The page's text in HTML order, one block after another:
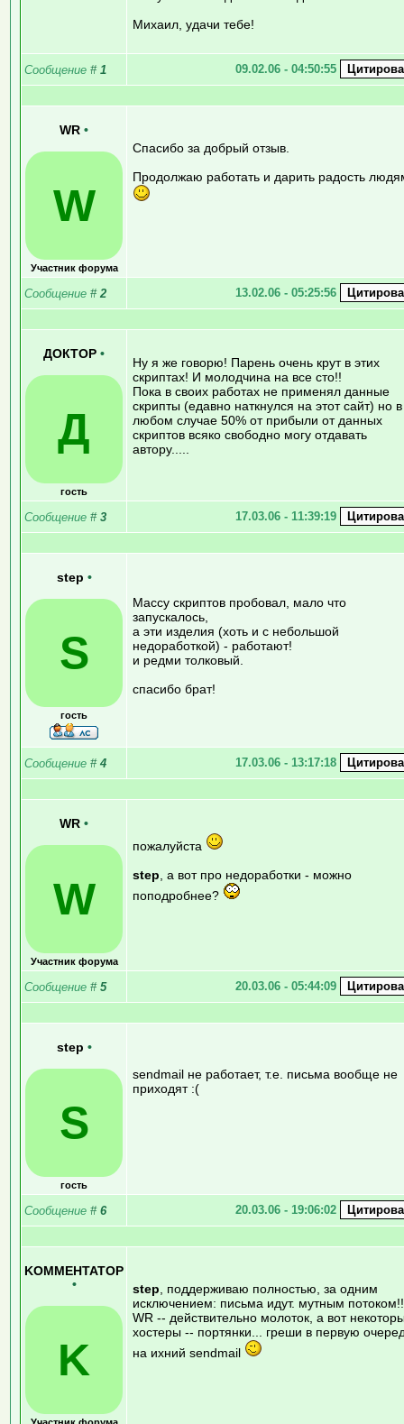
Михаил, удачи тебе!
Сообщение # 1 09.02.06 - 04:50:55
WR •
W
Участник форума
Спасибо за добрый отзыв.
Продолжаю работать и дарить радость
Сообщение # 2 13.02.06 - 05:25:56
ДОКТОР •
Д
гость
Ну я же говорю! Парень очень крут в этих
скриптах! И молодчина на все сто!!
Пока в своих работах не применял данные
скрипты (едавно наткнулся на этот сайт) но в
любом случае 50% от прибыли от данных
скриптов всяко свободно могу отдавать
автору.....
Сообщение # 3 17.03.06 - 11:39:19
step •
S
гость
Массу скриптов пробовал, мало что
запускалось,
а эти изделия (хоть и с небольшой
недоработкой) - работают!
и редми толковый.
спасибо брат!
Сообщение # 4 17.03.06 - 13:17:18
WR •
W
Участник форума
пожалуйста
step , а вот про недоработки - можно
поподробнее?
Сообщение # 5 20.03.06 - 05:44:09
step •
S
гость
sendmail не работает, т.е. письма вообще не
приходят :(
Сообщение # 6 20.03.06 - 19:06:02
KOMMEHTATOP
•
K
step , поддерживаю полностью, за одним
исключением: письма идут. мутным
WR -- действительно молоток, а вот
хостеры -- портянки... греши в первую
на ихний sendmail